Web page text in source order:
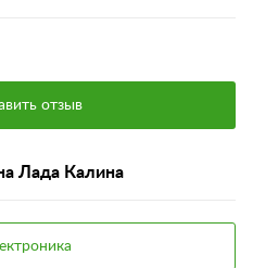
отзыв
Лада Калина